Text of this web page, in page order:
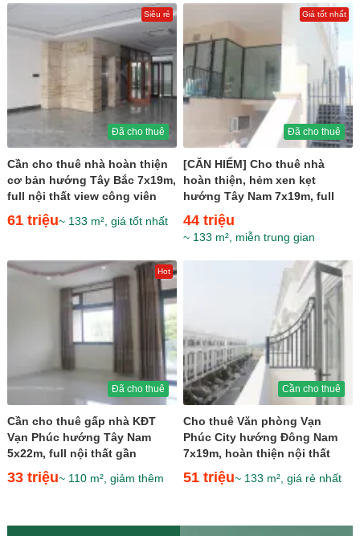
Siêu rẻ
Đã cho thuê
Cần cho thuê nhà hoàn thiện
cơ bản hướng Tây Bắc 7x19m,
full nội thất view công viên
giá cực rẻ 61...
61 triệu~ 133 m², giá tốt nhất
Giá tốt nhất
Đã cho thuê
[CĂN HIẾM] Cho thuê nhà
hoàn thiện, hẻm xen kẹt
hướng Tây Nam 7x19m, full
nội thất ngay kênh Sông
Trăng...
44 triệu
~ 133 m², miễn trung gian
Hot
Đã cho thuê
Cần cho thuê gấp nhà KĐT
Vạn Phúc hướng Tây Nam
5x22m, full nội thất gần
trường MN Hiệp Bình Phước...
33 triệu~ 110 m², giảm thêm
Cần cho thuê
Cho thuê Văn phòng Vạn
Phúc City hướng Đông Nam
7x19m, hoàn thiện nội thất
gần kề Kênh Sông Trăng giá...
51 triệu~ 133 m², giá rẻ nhất